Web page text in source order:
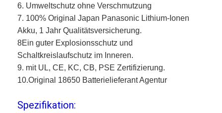
6. Umweltschutz ohne Verschmutzung
7. 100% Original Japan Panasonic Lithium-Ionen
Akku, 1 Jahr Qualitätsversicherung.
8Ein guter Explosionsschutz und
Schaltkreislaufschutz im Inneren.
9. mit UL, CE, KC, CB, PSE Zertifizierung.
10.Original 18650 Batterielieferant Agentur
Spezifikation: